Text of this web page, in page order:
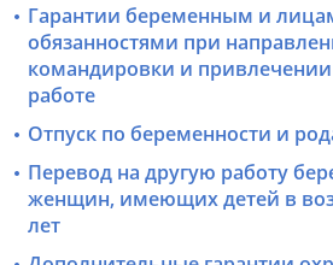
Гарантии беременным и
обязанностями при
командировки и
работе
Отпуск по беременности и
Перевод на другую работу
женщин, имеющих детей в
лет